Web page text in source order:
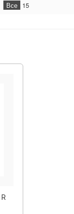
Все 15